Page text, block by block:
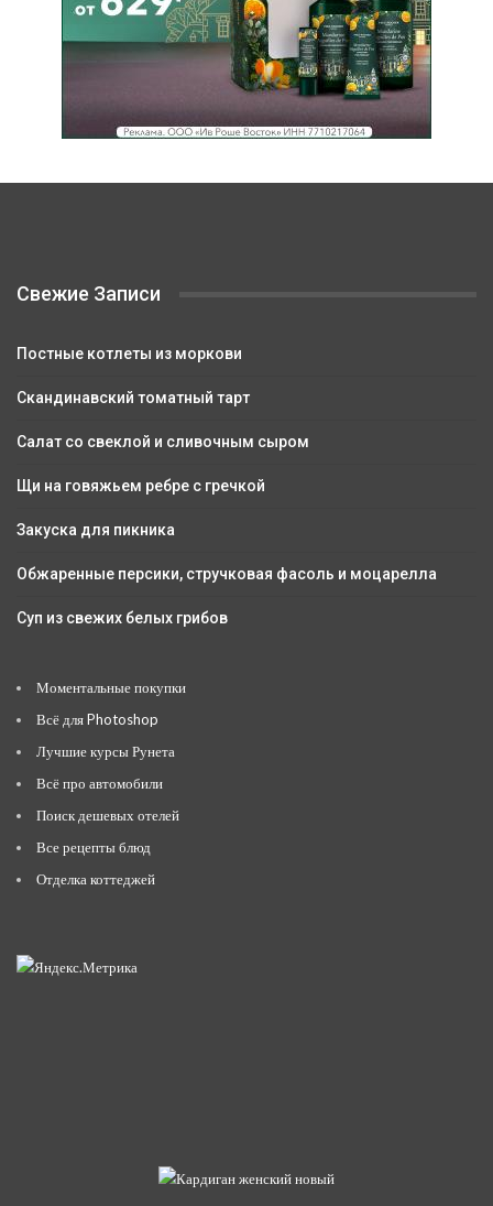
Свежие Записи
Постные котлеты из моркови
Скандинавский томатный тарт
Салат со свеклой и сливочным сыром
Щи на говяжьем ребре с гречкой
Закуска для пикника
Обжаренные персики, стручковая фасоль и моцарелла
Суп из свежих белых грибов
Моментальные покупки
Всё для Photoshop
Лучшие курсы Рунета
Всё про автомобили
Поиск дешевых отелей
Все рецепты блюд
Отделка коттеджей